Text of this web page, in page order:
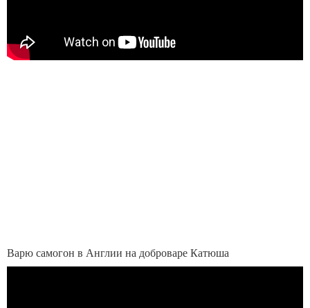
Варю самогон в Англии на доброваре Катюша